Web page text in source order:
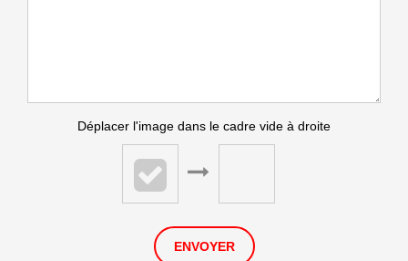
Déplacer l'image dans le cadre vide à droite
ENVOYER